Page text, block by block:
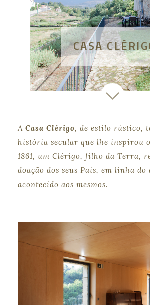
CASA
A Casa Clérigo, de estilo rústico,
história secular que lhe inspirou
1861, um Clérigo, filho da Terra,
doação dos seus Pais, em linha
acontecido aos mesmos.